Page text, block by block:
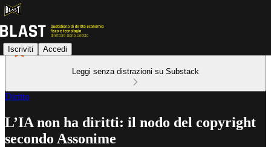
Iscriviti Accedi
Leggi senza distrazioni su Substack
Diritto
L’IA non ha diritti: il nodo del copyright
secondo Assonime